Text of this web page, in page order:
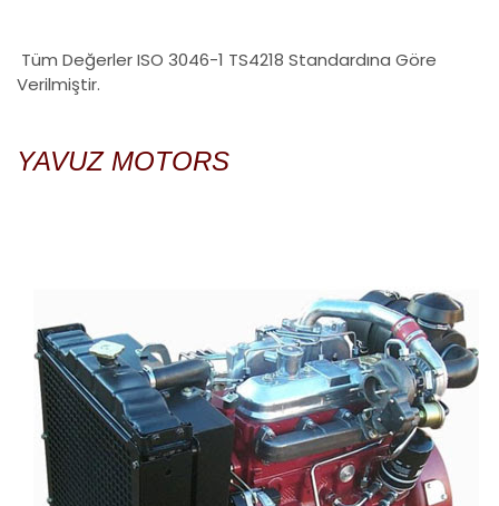
Tüm Değerler ISO 3046-1 TS4218 Standardına Göre
Verilmiştir.
YAVUZ MOTORS